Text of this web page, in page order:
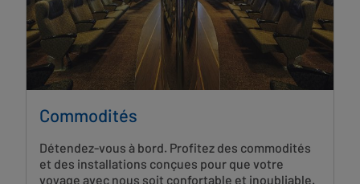
Commodités
Détendez-vous à bord. Profitez des commodités
et des installations conçues pour que votre
voyage avec nous soit confortable et inoubliable.